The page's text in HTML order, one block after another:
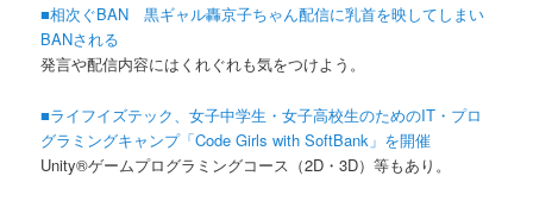
■相次ぐBAN 黒ギャル轟京子ちゃん配信に乳首を映してしまい
BANされる
発言や配信内容にはくれぐれも気をつけよう。
■ライフイズテック、女子中学生・女子高校生のためのIT・プロ
グラミングキャンプ「Code Girls with SoftBank」を開催
Unity®ゲームプログラミングコース（2D・3D）等もあり。